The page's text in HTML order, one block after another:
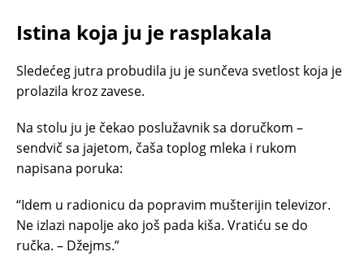
Istina koja ju je rasplakala
Sledećeg jutra probudila ju je sunčeva svetlost koja je
prolazila kroz zavese.
Na stolu ju je čekao poslužavnik sa doručkom –
sendvič sa jajetom, čaša toplog mleka i rukom
napisana poruka:
“Idem u radionicu da popravim mušterijin televizor.
Ne izlazi napolje ako još pada kiša. Vratiću se do
ručka. – Džejms.”